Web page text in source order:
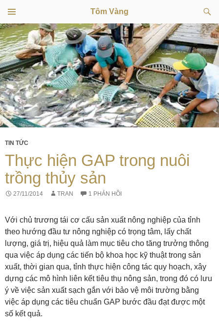
Tôm Vàng
kiếm
TRÌNH
ĐƠN
CƠ SỞ
CHUYỂN
ĐẾN
NỘI
DUNG
TIN TỨC
Thực hiện GAP trong nuôi
trồng thủy sản
27/11/2014 TRAN 1 PHẢN HỒI
Với chủ trương tái cơ cấu sản xuất nông nghiệp của tỉnh
theo hướng đầu tư nông nghiệp có trọng tâm, lấy chất
lượng, giá trị, hiệu quả làm mục tiêu cho tăng trưởng thông
qua việc áp dụng các tiến bộ khoa học kỹ thuật trong sản
xuất, thời gian qua, tỉnh thực hiện công tác quy hoạch, xây
dựng các mô hình liên kết tiêu thụ nông sản, trong đó có lưu
ý về việc sản xuất sạch gắn với bảo vệ môi trường bằng
việc áp dụng các tiêu chuẩn GAP bước đầu đạt được một
số kết quả.